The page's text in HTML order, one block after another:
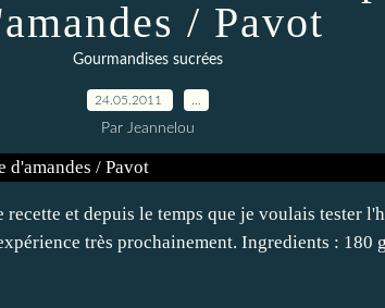
/ Pavot
Gourmandises sucrées
24.05.2011
Par Jeannelou
et depuis le temps que je voulais tester
très prochainement. Ingredients : 180